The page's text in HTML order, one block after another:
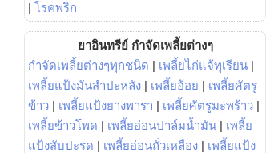
| โรคพริก
ยาอินทรีย์ กำจัดเพลี้ยต่างๆ
กำจัดเพลี้ยต่างๆทุกชนิด | เพลี้ยไก่แจ้ทุเรียน |
เพลี้ยแป้งมันสำปะหลัง | เพลี้ยอ้อย | เพลี้ยศัตรู
ข้าว | เพลี้ยแป้งยางพารา | เพลี้ยศัตรูมะพร้าว |
เพลี้ยข้าวโพด | เพลี้ยอ่อนปาล์มน้ำมัน | เพลี้ย
แป้งสับปะรด | เพลี้ยอ่อนถั่วเหลือง | เพลี้ยแป้ง